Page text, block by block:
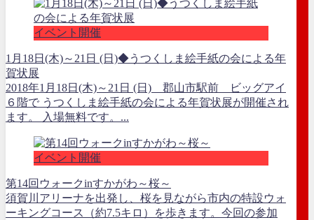
イベント開催
1月18日(木)～21日 (日)◆うつくしま絵手紙の会による年
賀状展
2018年1月18日(木)～21日 (日) 郡山市駅前 ビッグアイ
６階で うつくしま絵手紙の会による年賀状展が開催され
ます。 入場無料です。...
イベント開催
第14回ウォークinすかがわ～桜～
須賀川アリーナを出発し、桜を見ながら市内の特設ウォ
ーキングコース（約7.5キロ）を歩きます。今回の参加